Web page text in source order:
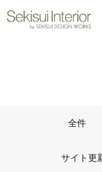
全件
サイト更